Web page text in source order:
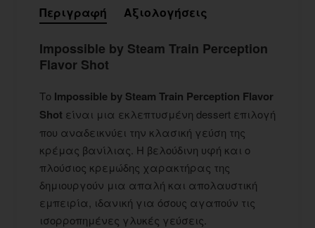
Περιγραφή Αξιολογήσεις
Impossible by Steam Train Perception
Flavor Shot
Το Impossible by Steam Train Perception Flavor
Shot είναι μια εκλεπτυσμένη dessert επιλογή
που αναδεικνύει την κλασική γεύση της
κρέμας βανίλιας. Η βελούδινη υφή και ο
πλούσιος κρεμώδης χαρακτήρας της
δημιουργούν μια απαλή και απολαυστική
εμπειρία, ιδανική για όσους αγαπούν τις
ισορροπημένες γλυκές γεύσεις.